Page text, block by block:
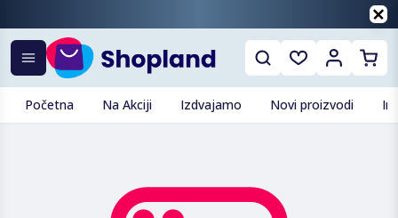
Početna Na Akciji Izdvajamo Novi proizvodi